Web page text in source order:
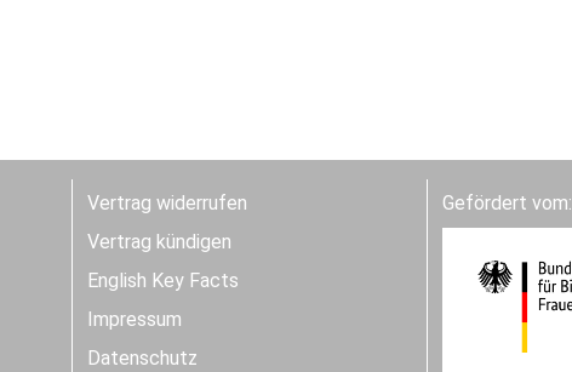
Vertrag widerrufen
Vertrag kündigen
English Key Facts
Impressum
Datenschutz
Gefördert vom: